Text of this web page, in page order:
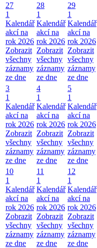
27
1
Kalendář
akcí na
rok 2026
Zobrazit
všechny
záznamy
ze dne
28
1
Kalendář
akcí na
rok 2026
Zobrazit
všechny
záznamy
ze dne
29
1
Kalendář
akcí na
rok 2026
Zobrazit
všechny
záznamy
ze dne
3
1
Kalendář
akcí na
rok 2026
Zobrazit
všechny
záznamy
ze dne
4
1
Kalendář
akcí na
rok 2026
Zobrazit
všechny
záznamy
ze dne
5
1
Kalendář
akcí na
rok 2026
Zobrazit
všechny
záznamy
ze dne
10
1
Kalendář
akcí na
rok 2026
Zobrazit
všechny
záznamy
ze dne
11
1
Kalendář
akcí na
rok 2026
Zobrazit
všechny
záznamy
ze dne
12
1
Kalendář
akcí na
rok 2026
Zobrazit
všechny
záznamy
ze dne